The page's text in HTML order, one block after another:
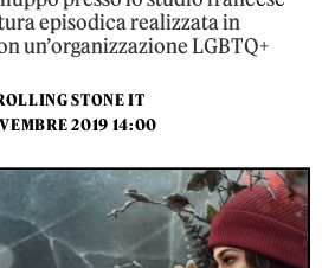
episodica realizzata in
un’organizzazione LGBTQ+
STONE IT
2019 14:00